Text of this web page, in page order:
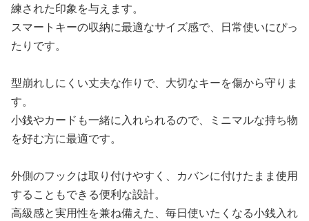
練された印象を与えます。
スマートキーの収納に最適なサイズ感で、日常使いにぴっ
たりです。
型崩れしにくい丈夫な作りで、大切なキーを傷から守りま
す。
小銭やカードも一緒に入れられるので、ミニマルな持ち物
を好む方に最適です。
外側のフックは取り付けやすく、カバンに付けたまま使用
することもできる便利な設計。
高級感と実用性を兼ね備えた、毎日使いたくなる小銭入れ